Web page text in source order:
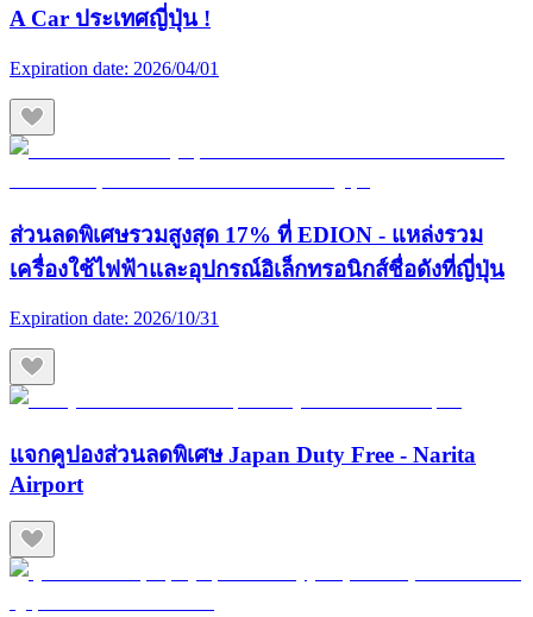
A Car ประเทศญี่ปุ่น !
Expiration date: 2026/04/01
ส่วนลดพิเศษรวมสูงสุด 17% ที่ EDION - แหล่งรวม
เครื่องใช้ไฟฟ้าและอุปกรณ์อิเล็กทรอนิกส์ชื่อดังที่ญี่ปุ่น
Expiration date: 2026/10/31
แจกคูปองส่วนลดพิเศษ Japan Duty Free - Narita
Airport